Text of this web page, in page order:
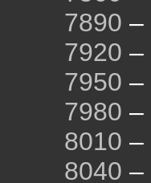
7890 –
7920 –
7950 –
7980 –
8010 –
8040 –